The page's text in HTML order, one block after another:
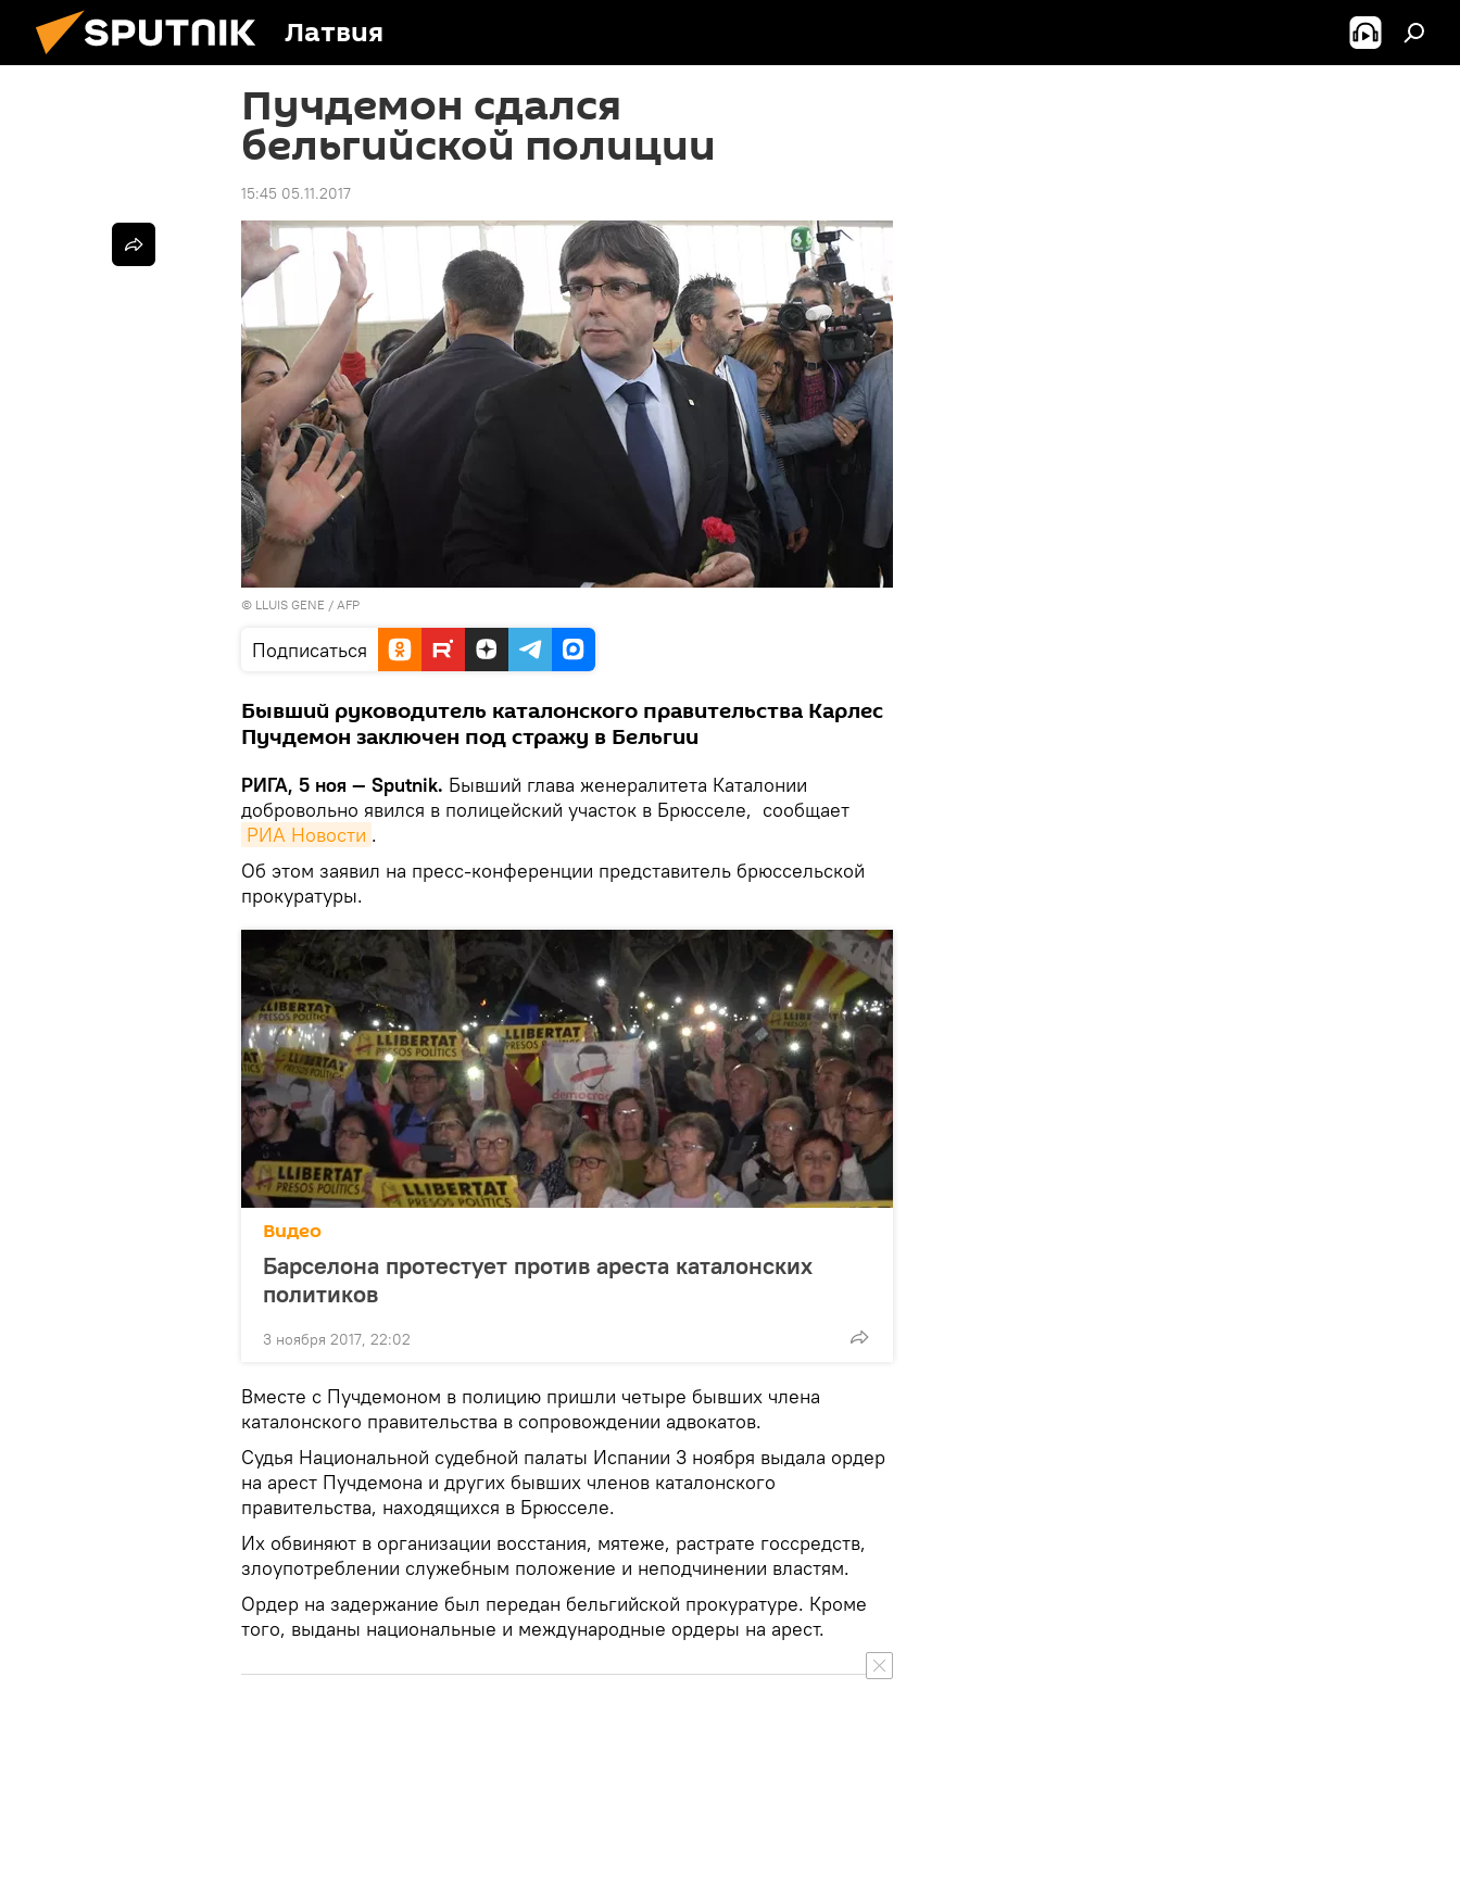
Латвия
Пучдемон сдался
бельгийской полиции
15:45 05.11.2017
© LLUIS GENE / AFP
Подписаться
Бывший руководитель каталонского правительства Карлес
Пучдемон заключен под стражу в Бельгии
РИГА, 5 ноя — Sputnik. Бывший глава женералитета Каталонии
добровольно явился в полицейский участок в Брюсселе, сообщает
РИА Новости .
Об этом заявил на пресс-конференции представитель брюссельской
прокуратуры.
Видео
Барселона протестует против ареста каталонских
политиков
3 ноября 2017, 22:02
Вместе с Пучдемоном в полицию пришли четыре бывших члена
каталонского правительства в сопровождении адвокатов.
Судья Национальной судебной палаты Испании 3 ноября выдала ордер
на арест Пучдемона и других бывших членов каталонского
правительства, находящихся в Брюсселе.
Их обвиняют в организации восстания, мятеже, растрате госсредств,
злоупотреблении служебным положение и неподчинении властям.
Ордер на задержание был передан бельгийской прокуратуре. Кроме
того, выданы национальные и международные ордеры на арест.